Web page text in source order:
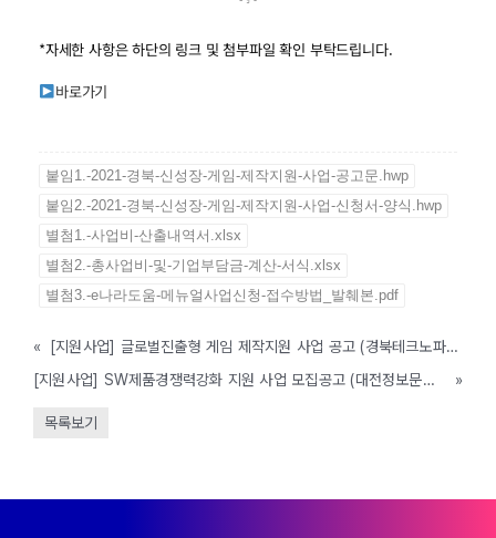
*자세한 사항은 하단의 링크 및 첨부파일 확인 부탁드립니다.
바로가기
붙임1.-2021-경북-신성장-게임-제작지원-사업-공고문.hwp
붙임2.-2021-경북-신성장-게임-제작지원-사업-신청서-양식.hwp
별첨1.-사업비-산출내역서.xlsx
별첨2.-총사업비-및-기업부담금-계산-서식.xlsx
별첨3.-e나라도움-메뉴얼사업신청-접수방법_발췌본.pdf
«
[지원사업] 글로벌진출형 게임 제작지원 사업 공고 (경북테크노파크, ~4/14까지)
[지원사업] SW제품경쟁력강화 지원 사업 모집공고 (대전정보문화산업진흥원, ~11/30까지)
»
목록보기